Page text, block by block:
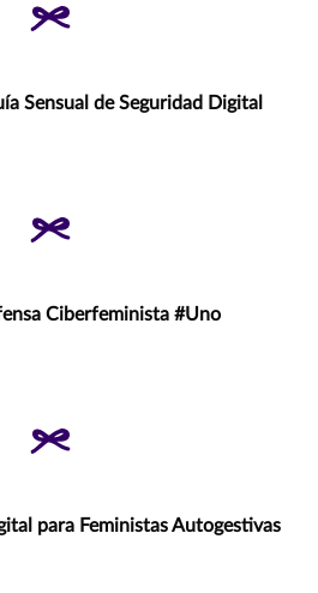
Sensual de Seguridad Digital
Ciberfeminista #Uno
para Feministas Autogestivas